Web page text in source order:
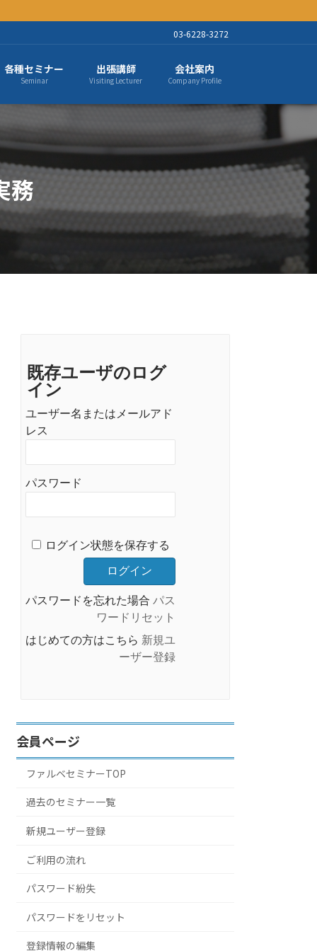
03-6228-3272
各種セミナー
Seminar
出張講師
Visiting Lecturer
会社案内
Company Profile
務
既存ユーザのログ
イン
ユーザー名またはメールアド
レス
パスワード
ログイン状態を保存する
パスワードを忘れた場合 パス
ワードリセット
はじめての方はこちら 新規ユ
ーザー登録
会員ページ
ファルベセミナーTOP
過去のセミナー一覧
新規ユーザー登録
ご利用の流れ
パスワード紛失
パスワードをリセット
登録情報の編集